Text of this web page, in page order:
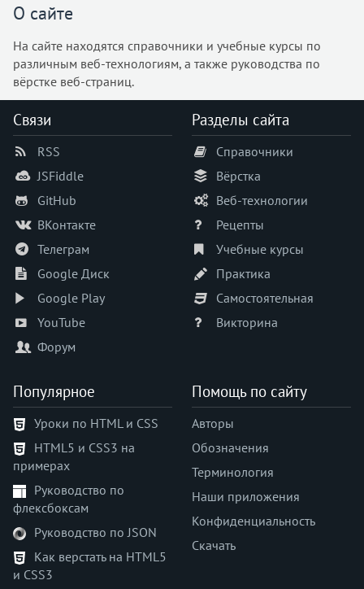
accent-color
align-items
align-self
all
animation
animation-delay
animation-direction
animation-duration
animation-fill-mode
animation-iteration-count
animation-name
animation-timing-function
appearance
aspect-ratio
backdrop-filter
background
background-attachment
background-blend-mode
background-clip
background-color
background-image
background-origin
background-position
background-position-x
background-position-y
О сайте
На сайте находятся справочники и учебные курсы по
различным веб-технологиям, а также руководства по
вёрстке веб-страниц.
Связи
RSS
JSFiddle
GitHub
ВКонтакте
Телеграм
Google Диск
Google Play
YouTube
Форум
Разделы сайта
Справочники
Вёрстка
Веб-технологии
Рецепты
Учебные курсы
Практика
Самостоятельная
Викторина
Популярное
Уроки по HTML и CSS
HTML5 и CSS3 на
примерах
Руководство по
флексбоксам
Руководство по JSON
Как верстать на HTML5
и CSS3
Помощь по сайту
Авторы
Обозначения
Терминология
Наши приложения
Конфиденциальность
Скачать